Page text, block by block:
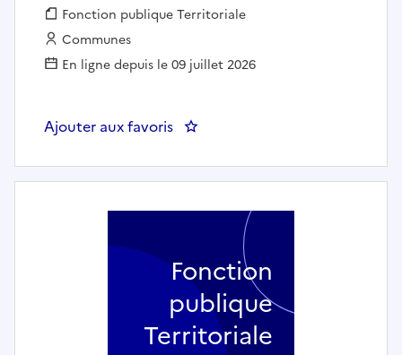
Fonction publique :
Fonction publique Territoriale
Employeur :
Communes
En ligne depuis le 09 juillet 2026
Ajouter aux favoris : Auxiliaire de puériculture -
Fonction
publique
Territoriale